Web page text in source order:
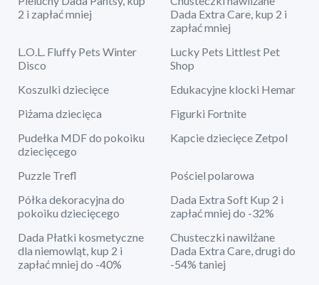
2 i zapłać mniej
Dada Extra Care, kup 2 i
zapłać mniej
L.O.L. Fluffy Pets Winter
Disco
Lucky Pets Littlest Pet
Shop
Koszulki dziecięce
Edukacyjne klocki Hemar
Piżama dziecięca
Figurki Fortnite
Pudełka MDF do pokoiku
dziecięcego
Kapcie dziecięce Zetpol
Puzzle Trefl
Pościel polarowa
Półka dekoracyjna do
pokoiku dziecięcego
Dada Extra Soft Kup 2 i
zapłać mniej do -32%
Dada Płatki kosmetyczne
dla niemowląt, kup 2 i
zapłać mniej do -40%
Chusteczki nawilżane
Dada Extra Care, drugi do
-54% taniej